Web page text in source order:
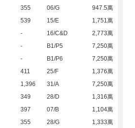
355 06/G
947.5萬
539 15/E
1,751萬
- 16/C&D
2,773萬
- B1/P5
7,250萬
- B1/P6
7,250萬
411 25/F
1,376萬
1,396 31/A
7,250萬
349 28/D
1,316萬
397 07/B
1,104萬
355 28/G
1,333萬